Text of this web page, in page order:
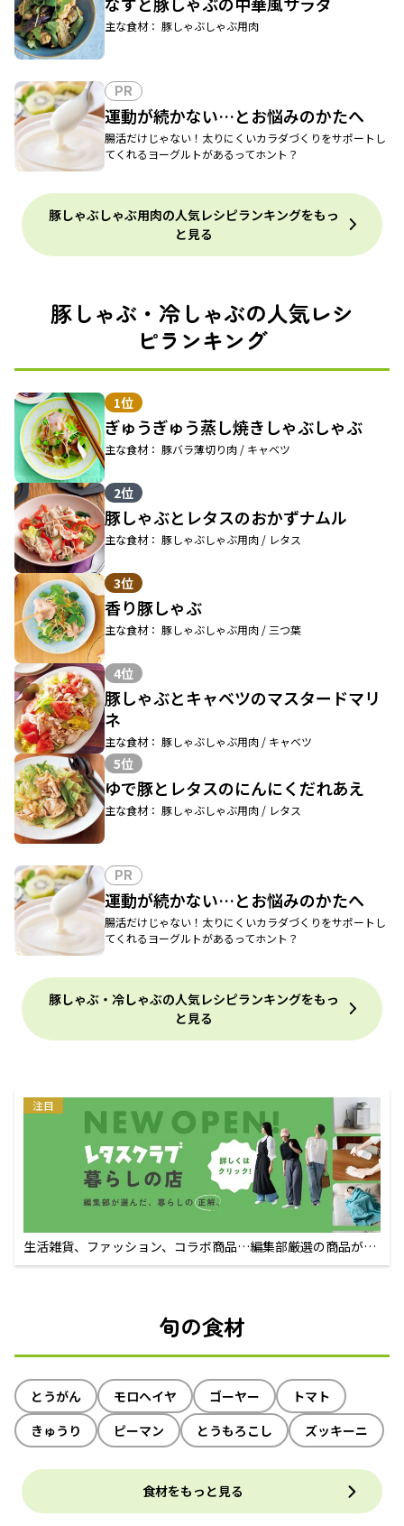
主な食材： 豚しゃぶしゃぶ用肉
PR
運動が続かない…とお悩みのかたへ
腸活だけじゃない！太りにくいカラダづくりをサポートし
てくれるヨーグルトがあるってホント？
豚しゃぶしゃぶ用肉の人気レシピランキングをもっ
と見る
豚しゃぶ・冷しゃぶの人気レシ
ピランキング
1位
ぎゅうぎゅう蒸し焼きしゃぶしゃぶ
主な食材： 豚バラ薄切り肉 / キャベツ
2位
豚しゃぶとレタスのおかずナムル
主な食材： 豚しゃぶしゃぶ用肉 / レタス
3位
香り豚しゃぶ
主な食材： 豚しゃぶしゃぶ用肉 / 三つ葉
4位
豚しゃぶとキャベツのマスタードマリ
ネ
主な食材： 豚しゃぶしゃぶ用肉 / キャベツ
5位
ゆで豚とレタスのにんにくだれあえ
主な食材： 豚しゃぶしゃぶ用肉 / レタス
PR
運動が続かない…とお悩みのかたへ
腸活だけじゃない！太りにくいカラダづくりをサポートし
てくれるヨーグルトがあるってホント？
豚しゃぶ・冷しゃぶの人気レシピランキングをもっ
と見る
注目
生活雑貨、ファッション、コラボ商品…編集部厳選の商品が買
えるECサイト
旬の食材
とうがん モロヘイヤ ゴーヤー
トマト
きゅうり
ピーマン とうもろこし ズッキーニ
食材をもっと見る